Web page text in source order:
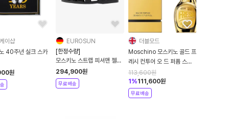
이샵
40주년 실크 스카
원
EUROSUN
[한정수량]
모스키노 스트랩 피셔맨 젤리
샌들 네로 MOSHINO
294,900원
무료배송
더블모드
Moschino 모스키노 골드 프
레시 컨투어 오 드 퍼퓸 스프
레이 50ml
113,600원
1 %111,600원
무료배송